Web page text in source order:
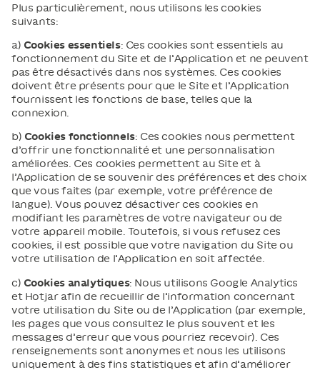
Plus particulièrement, nous utilisons les cookies
suivants:
a) Cookies essentiels: Ces cookies sont essentiels au
fonctionnement du Site et de l’Application et ne peuvent
pas être désactivés dans nos systèmes. Ces cookies
doivent être présents pour que le Site et l’Application
fournissent les fonctions de base, telles que la
connexion.
b) Cookies fonctionnels: Ces cookies nous permettent
d’offrir une fonctionnalité et une personnalisation
améliorées. Ces cookies permettent au Site et à
l’Application de se souvenir des préférences et des choix
que vous faites (par exemple, votre préférence de
langue). Vous pouvez désactiver ces cookies en
modifiant les paramètres de votre navigateur ou de
votre appareil mobile. Toutefois, si vous refusez ces
cookies, il est possible que votre navigation du Site ou
votre utilisation de l’Application en soit affectée.
c) Cookies analytiques: Nous utilisons Google Analytics
et Hotjar afin de recueillir de l’information concernant
votre utilisation du Site ou de l’Application (par exemple,
les pages que vous consultez le plus souvent et les
messages d’erreur que vous pourriez recevoir). Ces
renseignements sont anonymes et nous les utilisons
uniquement à des fins statistiques et afin d’améliorer